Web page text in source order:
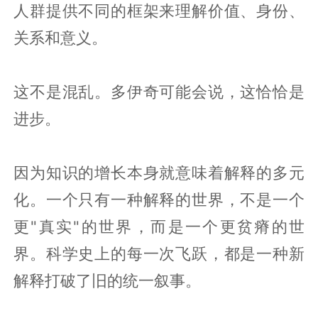
人群提供不同的框架来理解价值、身份、
关系和意义。
这不是混乱。多伊奇可能会说，这恰恰是
进步。
因为知识的增长本身就意味着解释的多元
化。一个只有一种解释的世界，不是一个
更"真实"的世界，而是一个更贫瘠的世
界。科学史上的每一次飞跃，都是一种新
解释打破了旧的统一叙事。